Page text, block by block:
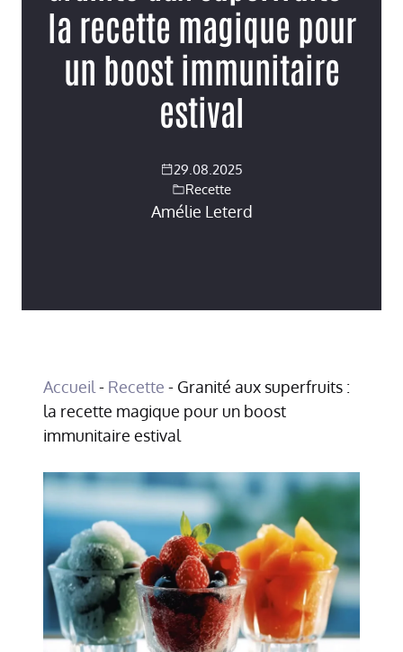
la recette magique pour
un boost immunitaire
estival
29.08.2025
Recette
Amélie Leterd
Accueil - Recette - Granité aux superfruits :
la recette magique pour un boost
immunitaire estival